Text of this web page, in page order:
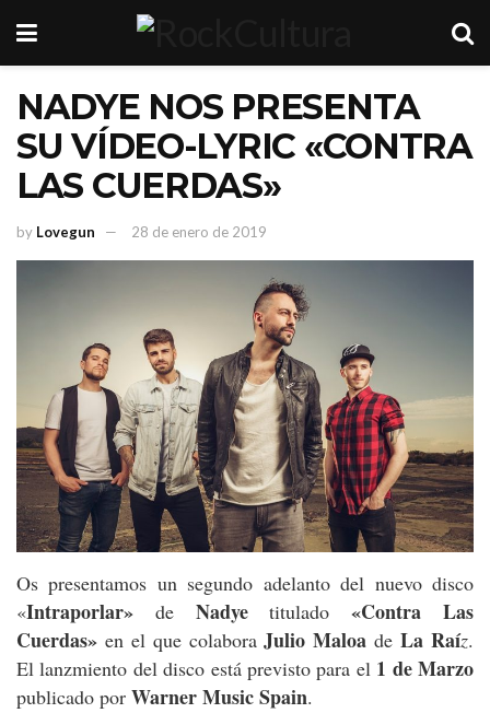
NADYE NOS PRESENTA
SU VÍDEO-LYRIC «CONTRA
LAS CUERDAS»
by Lovegun 28 de enero de 2019
Os presentamos un segundo adelanto del nuevo disco
«Intraporlar» deNadyetitulado«Contra Las
Cuerdas» en el que colaboraJulio Maloa deLa Raíz.
El lanzmiento del disco está previsto para el 1 de Marzo
publicado por Warner Music Spain.